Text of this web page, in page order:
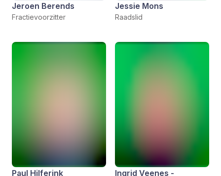
Jeroen Berends
Fractievoorzitter
Jessie Mons
Raadslid
Paul Hilferink
Ingrid Veenes -